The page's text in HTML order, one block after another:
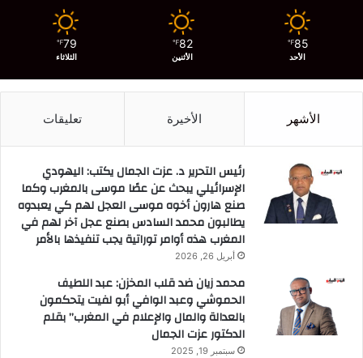
85
℉
الأحد
82
℉
الأثنين
79
℉
الثلاثاء
الأشهر الأخيرة تعليقات
رئيس التحرير د. عزت الجمال يكتب: اليهودي
الإسرائيلي يبحث عن عصًا موسى بالمغرب وكما
صنع هارون أخوه موسى العجل لهم كي يعبدوه
يطالبون محمد السادس بصنع عجل آخر لهم في
المغرب هذه أوامر توراتية يجب تنفيذها بالأمر
أبريل 26, 2026
محمد زيان ضد قلب المخزن: عبد اللطيف
الحموشي وعبد الوافي أبو لفيت يتحكمون
بالعدالة والمال والإعلام في المغرب” بقلم
الدكتور عزت الجمال
سبتمبر 19, 2025